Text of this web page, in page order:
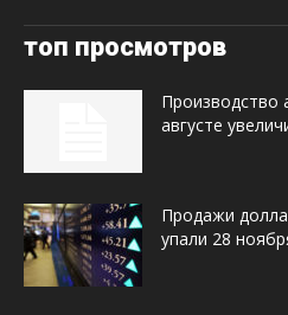
топ просмотров
Производство
августе
Продажи
упали 28